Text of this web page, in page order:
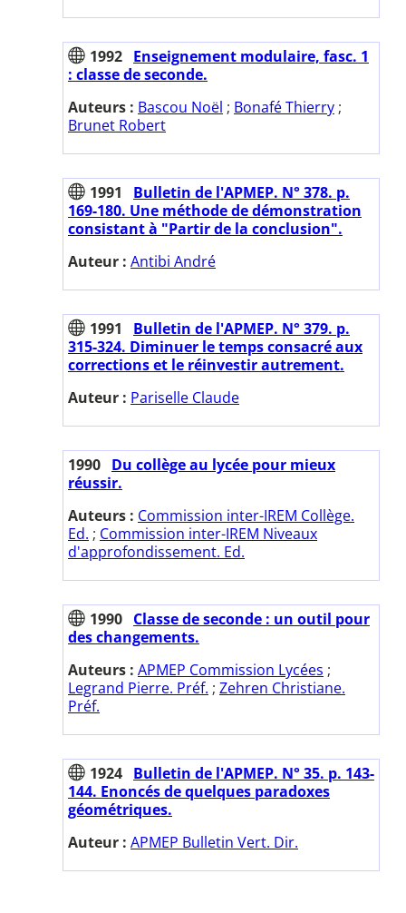
1992 Enseignement modulaire, fasc. 1
: classe de seconde.
Auteurs : Bascou Noël ; Bonafé Thierry ;
Brunet Robert
1991
Bulletin de l'APMEP. N° 378. p.
169-180. Une méthode de démonstration
consistant à "Partir de la conclusion".
Auteur : Antibi André
1991
Bulletin de l'APMEP. N° 379. p.
315-324. Diminuer le temps consacré aux
corrections et le réinvestir autrement.
Auteur : Pariselle Claude
1990 Du collège au lycée pour mieux
réussir.
Auteurs : Commission inter-IREM Collège.
Ed. ; Commission inter-IREM Niveaux
d'approfondissement. Ed.
1990 Classe de seconde : un outil pour
des changements.
Auteurs : APMEP Commission Lycées ;
Legrand Pierre. Préf. ; Zehren Christiane.
Préf.
1924 Bulletin de l'APMEP. N° 35. p. 143-
144. Enoncés de quelques paradoxes
géométriques.
Auteur : APMEP Bulletin Vert. Dir.